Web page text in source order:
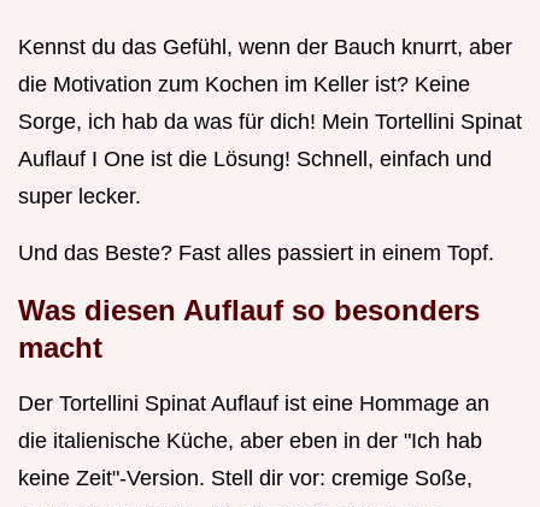
Kennst du das Gefühl, wenn der Bauch knurrt, aber
die Motivation zum Kochen im Keller ist? Keine
Sorge, ich hab da was für dich! Mein Tortellini Spinat
Auflauf I One ist die Lösung! Schnell, einfach und
super lecker.
Und das Beste? Fast alles passiert in einem Topf.
Was diesen Auflauf so besonders
macht
Der Tortellini Spinat Auflauf ist eine Hommage an
die italienische Küche, aber eben in der "Ich hab
keine Zeit"-Version. Stell dir vor: cremige Soße,